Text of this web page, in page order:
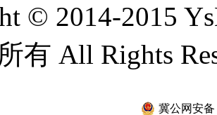
© 2014-2015
有 All Rights
冀公网安备